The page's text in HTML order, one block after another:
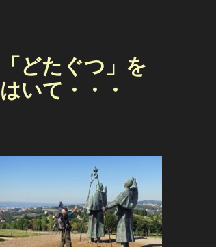
「どたぐつ」を
はいて・・・